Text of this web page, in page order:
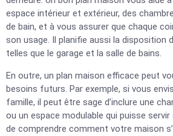
espace intérieur et extérieur, des
de bain, et à vous assurer que chaque
son usage. Il planifie aussi la disposition
telles que le garage et la salle de bains.
En outre, un plan maison efficace peut
besoins futurs. Par exemple, si vous
famille, il peut être sage d’inclure une
ou un espace modulable qui puisse
de comprendre comment votre maison